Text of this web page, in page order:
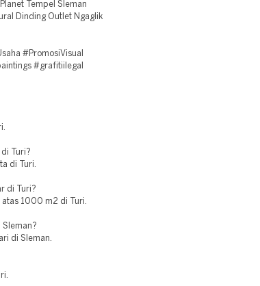
Tempel Sleman
Dinding Outlet Ngaglik
#PromosiVisual
#grafitiilegal
Turi?
di Turi.
di Turi?
atas 1000 m2 di Turi.
Sleman?
di Sleman.